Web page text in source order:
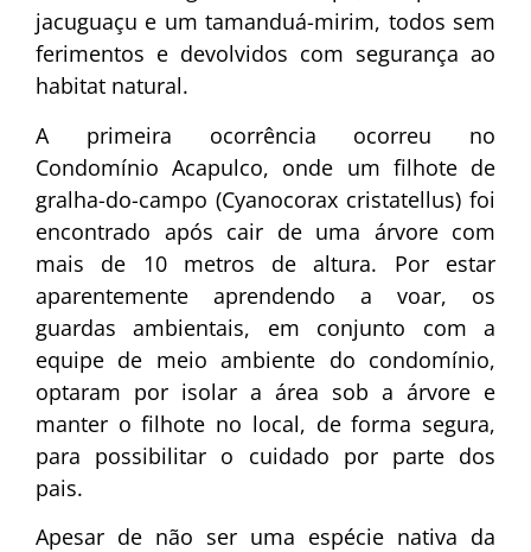
jacuguaçu e um tamanduá-mirim, todos sem
ferimentos e devolvidos com segurança ao
habitat natural.
A primeira ocorrência ocorreu no
Condomínio Acapulco, onde um filhote de
gralha-do-campo (Cyanocorax cristatellus) foi
encontrado após cair de uma árvore com
mais de 10 metros de altura. Por estar
aparentemente aprendendo a voar, os
guardas ambientais, em conjunto com a
equipe de meio ambiente do condomínio,
optaram por isolar a área sob a árvore e
manter o filhote no local, de forma segura,
para possibilitar o cuidado por parte dos
pais.
Apesar de não ser uma espécie nativa da